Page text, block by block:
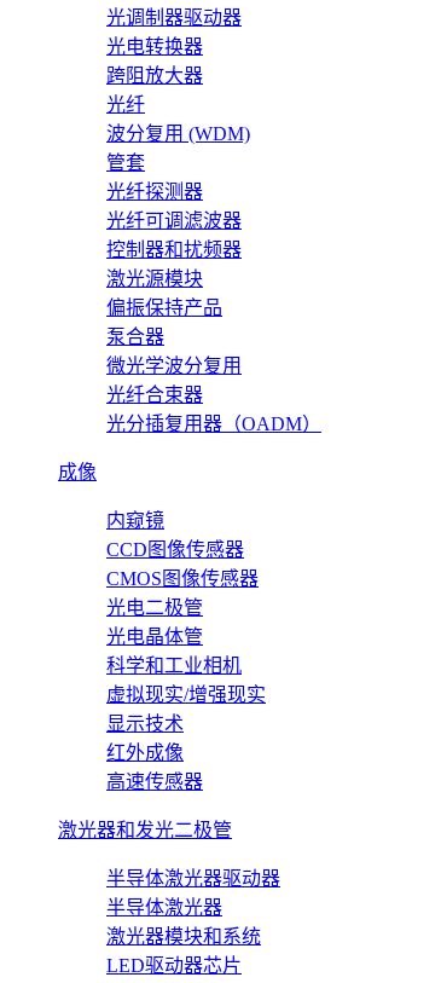
光调制器驱动器
光电转换器
跨阻放大器
光纤
波分复用 (WDM)
管套
光纤探测器
光纤可调滤波器
控制器和扰频器
激光源模块
偏振保持产品
泵合器
微光学波分复用
光纤合束器
光分插复用器（OADM）
成像
内窥镜
CCD图像传感器
CMOS图像传感器
光电二极管
光电晶体管
科学和工业相机
虚拟现实/增强现实
显示技术
红外成像
高速传感器
激光器和发光二极管
半导体激光器驱动器
半导体激光器
激光器模块和系统
LED驱动器芯片